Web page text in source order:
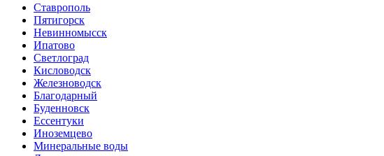
Ставрополь
Пятигорск
Невинномысск
Ипатово
Светлоград
Кисловодск
Железноводск
Благодарный
Буденновск
Ессентуки
Иноземцево
Минеральные воды